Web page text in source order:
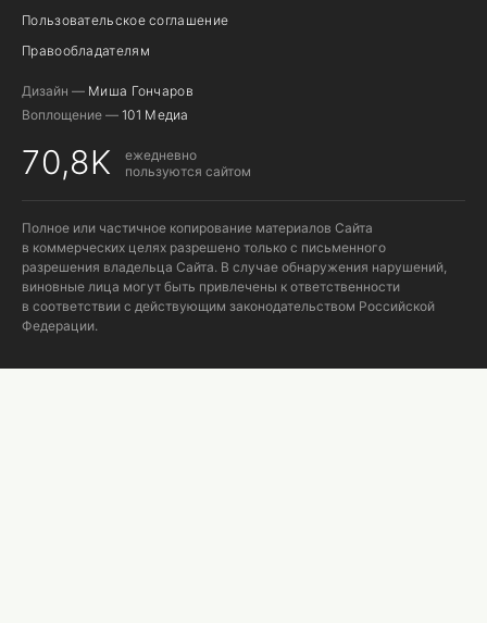
Пользовательское соглашение
Правообладателям
Дизайн — Миша Гончаров
Воплощение — 101 Медиа
70,8K
ежедневно
пользуются сайтом
Полное или частичное копирование материалов Сайта
в коммерческих целях разрешено только с письменного
разрешения владельца Сайта. В случае обнаружения нарушений,
виновные лица могут быть привлечены к ответственности
в соответствии с действующим законодательством Российской
Федерации.